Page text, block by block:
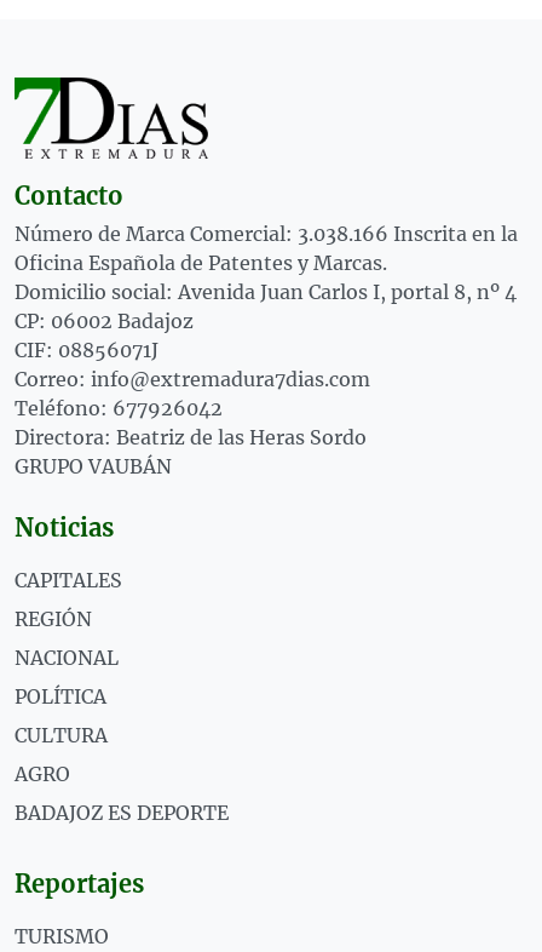
Contacto
Número de Marca Comercial: 3.038.166 Inscrita en la
Oficina Española de Patentes y Marcas.
Domicilio social: Avenida Juan Carlos I, portal 8, nº 4
CP: 06002 Badajoz
CIF: 08856071J
Correo: info@extremadura7dias.com
Teléfono: 677926042
Directora: Beatriz de las Heras Sordo
GRUPO VAUBÁN
Noticias
CAPITALES
REGIÓN
NACIONAL
POLÍTICA
CULTURA
AGRO
BADAJOZ ES DEPORTE
Reportajes
TURISMO